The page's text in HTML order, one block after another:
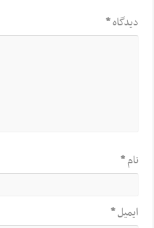
دیدگاه*
نام*
ایمیل*